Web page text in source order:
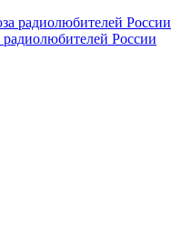
России